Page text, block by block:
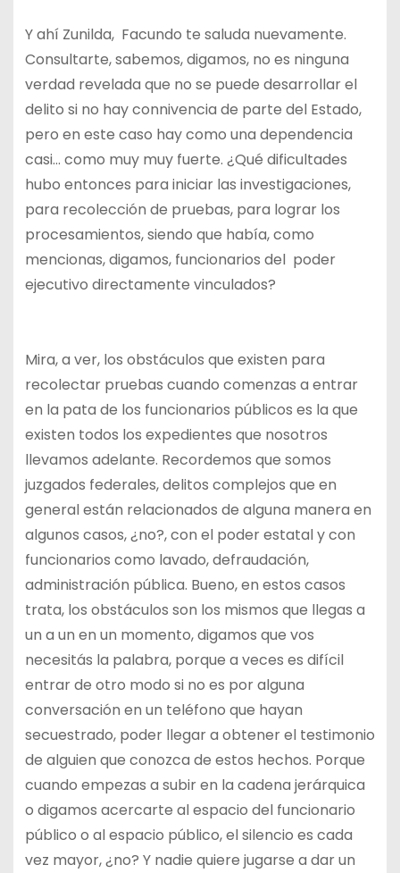
Y ahí Zunilda, Facundo te saluda nuevamente.
Consultarte, sabemos, digamos, no es ninguna
verdad revelada que no se puede desarrollar el
delito si no hay connivencia de parte del Estado,
pero en este caso hay como una dependencia
casi… como muy muy fuerte. ¿Qué dificultades
hubo entonces para iniciar las investigaciones,
para recolección de pruebas, para lograr los
procesamientos, siendo que había, como
mencionas, digamos, funcionarios del poder
ejecutivo directamente vinculados?
Mira, a ver, los obstáculos que existen para
recolectar pruebas cuando comenzas a entrar
en la pata de los funcionarios públicos es la que
existen todos los expedientes que nosotros
llevamos adelante. Recordemos que somos
juzgados federales, delitos complejos que en
general están relacionados de alguna manera en
algunos casos, ¿no?, con el poder estatal y con
funcionarios como lavado, defraudación,
administración pública. Bueno, en estos casos
trata, los obstáculos son los mismos que llegas a
un a un en un momento, digamos que vos
necesitás la palabra, porque a veces es difícil
entrar de otro modo si no es por alguna
conversación en un teléfono que hayan
secuestrado, poder llegar a obtener el testimonio
de alguien que conozca de estos hechos. Porque
cuando empezas a subir en la cadena jerárquica
o digamos acercarte al espacio del funcionario
público o al espacio público, el silencio es cada
vez mayor, ¿no? Y nadie quiere jugarse a dar un